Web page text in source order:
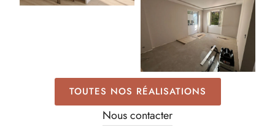
TOUTES NOS RÉALISATIONS
Nous contacter